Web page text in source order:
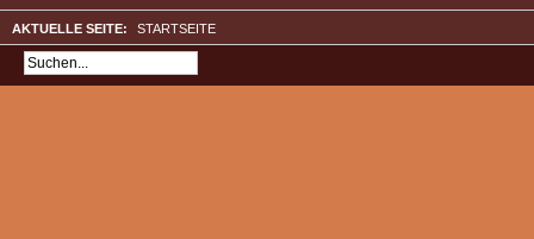
AKTUELLE SEITE: STARTSEITE